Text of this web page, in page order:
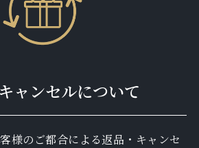
ャンセルについて
様のご都合による返品・キャンセ